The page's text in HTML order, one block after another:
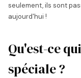
seulement, ils sont
aujourd'hui !
Qu'est-ce
spéciale ?